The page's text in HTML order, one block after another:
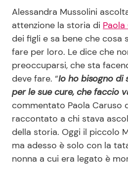
Alessandra Mussolini
attenzione la storia di
dei figli e sa bene che cosa
fare per loro. Le dice che
preoccuparsi, che sta
deve fare. “Io ho bisogno di
per le sue cure, che faccio
commentato Paola Caruso
raccontato a chi stava
della storia. Oggi il piccolo
ma adesso è solo con la
nonna a cui era legato è